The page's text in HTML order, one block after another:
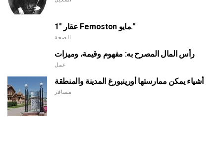
عقار "1 Femoston مايو."
الصحة
رأس المال المصرح به: مفهوم وقيمة، وميزات
عمل
أشياء يمكن ممارستها أورينبورغ المدينة والمنطقة
مسافر